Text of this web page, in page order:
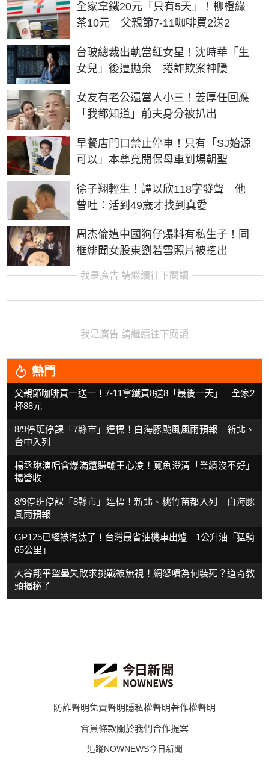
全家拿鐵20元「只有5天」！柳橙綠
茶10元 父親節7-11咖啡買2送2
台玻總裁出軌當紅女星！沈時華「生
女兒」後遭拋棄 捲詐欺案神隱
女友有老公還當人小三！姜厚任回應
「我都知道」前夫身分被扒出
早餐店門口禁止停車！只有「SJ始源
可以」本尊竟開保母車到場朝聖
徐子翔輕生！譚以欣118字發聲 他
曾吐：活到49歲才找到真愛
周杰倫遭中國狗仔爆料有私生子！同
框緋聞女股東劉若雪照片被挖出
我是廣告 請繼續往下閱讀
我是廣告 請繼續往下閱讀
熱門
父親節咖啡買一送一！7-11拿鐵買8送8「最後一天」 全家2
杯88元
8/9停班停課「7縣市」達標！白海豚颱風風雨預報 新北、
台中入列
楊丞琳演唱會爆滿還賺輸王心凌！寬魚澄清「業績沒不好」
揭營收
8/9停班停課「8縣市」達標！新北、桃竹苗都入列 白海豚
風雨預報
GP125已經被淘汰了！台灣最省油機車出爐 1公升油「猛騎
65公里」
大谷翔平盜壘失敗求挑戰被無視！網怒噴為何裝死？道奇教
頭揭秘了
防詐聲明免責聲明隱私權聲明著作權聲明
會員條款關於我們合作提案
追蹤NOWNEWS今日新聞